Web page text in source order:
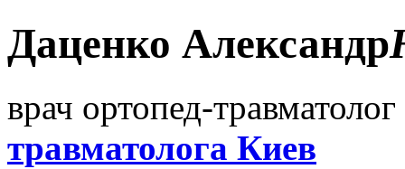
Даценко Александр
врач ортопед-
травматолога Киев